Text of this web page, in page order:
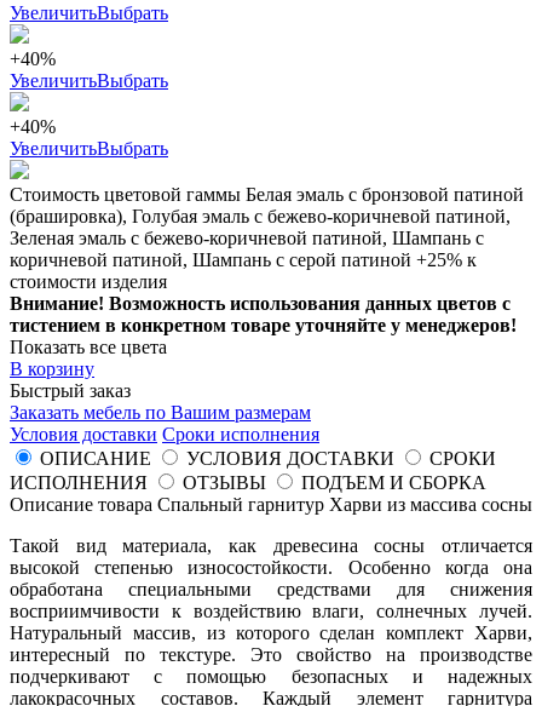
УвеличитьВыбрать
+40%
УвеличитьВыбрать
+40%
УвеличитьВыбрать
Стоимость цветовой гаммы Белая эмаль с бронзовой патиной
(брашировка), Голубая эмаль с бежево-коричневой патиной,
Зеленая эмаль с бежево-коричневой патиной, Шампань с
коричневой патиной, Шампань с серой патиной +25% к
стоимости изделия
Внимание! Возможность использования данных цветов с
тистением в конкретном товаре уточняйте у менеджеров!
Показать все цвета
В корзину
Быстрый заказ
Заказать мебель по Вашим размерам
Условия доставки Сроки исполнения
ОПИСАНИЕ
УСЛОВИЯ ДОСТАВКИ
СРОКИ
ИСПОЛНЕНИЯ
ОТЗЫВЫ
ПОДЪЕМ И СБОРКА
Описание товара Спальный гарнитур Харви из массива сосны
Такой вид материала, как древесина сосны отличается
высокой степенью износостойкости. Особенно когда она
обработана специальными средствами для снижения
восприимчивости к воздействию влаги, солнечных лучей.
Натуральный массив, из которого сделан комплект Харви,
интересный по текстуре. Это свойство на производстве
подчеркивают с помощью безопасных и надежных
лакокрасочных составов. Каждый элемент гарнитура